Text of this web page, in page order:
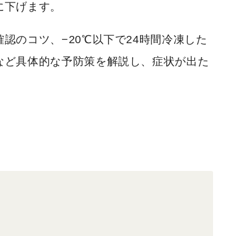
げます。
認のコツ、−20℃以下で24時間冷凍した
具体的な予防策を解説し、症状が出た